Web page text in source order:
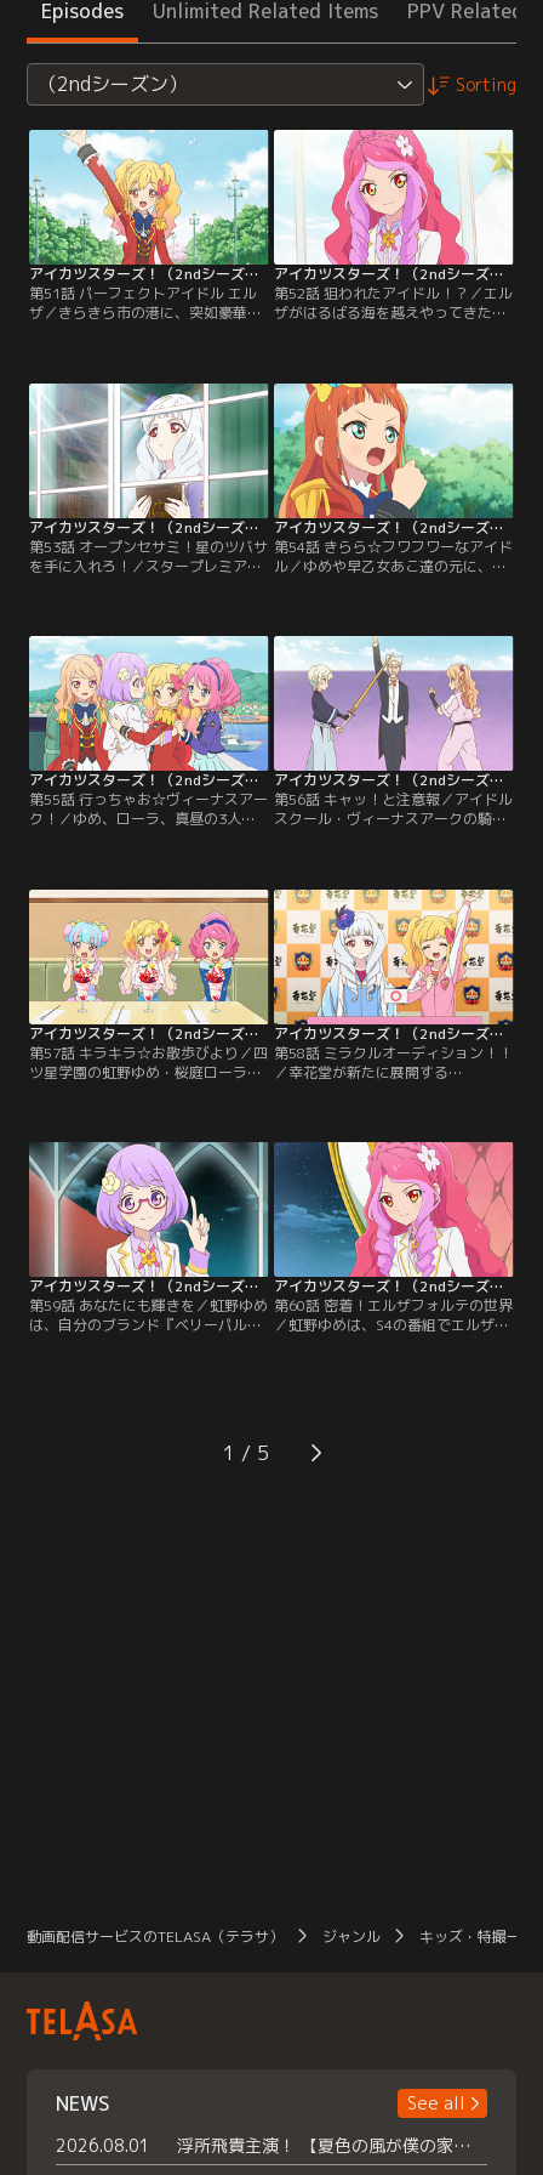
Episodes Unlimited Related Items PPV Related
（2ndシーズン） Sorting
アイカツスターズ！（2ndシーズン） 第051話
第51話 パーフェクトアイドル エル
ザ／きらきら市の港に、突如豪華客
フォルテがまとうスタープレミアム
レアコーデの美しさに、四ツ星学園
の虹野ゆめは目を奪われて--！【提
供：バンダイチャンネル】
アイカツスターズ！（2ndシーズン） 第052話
第52話 狙われたアイドル！？／エル
ザがはるばる海を越えやってきた目
まるのだった。そんな中、ゆめは新
1年生にアイカツ！の楽しさを伝え
る為、歌組幹部の桜庭ローラとステ
ージをやろうと思いつく。【提供：
バンダイチャンネル】
アイカツスターズ！（2ndシーズン） 第053話
第53話 オープンセサミ！星のツバサ
を手に入れろ！／スタープレミアム
コーデに魅入られていた。そして、
リリィは決意する。心に決めていた
プレミアムレアドレス作りの封印を
解き、必ずや星のツバサを手に入れ
てみせると--！【提供：バンダイチ
ャンネル】
アイカツスターズ！（2ndシーズン） 第054話
第54話 きらら☆フワフワーなアイド
ル／ゆめや早乙女あこ達の元に、ヴ
の座を奪われた『フワフワドリー
ム』のお披露目ステージ。怒り心頭
のあこは、ステージの前にその座を
奪い返そうと、ある作戦を立てる。
【提供：バンダイチャンネル】
アイカツスターズ！（2ndシーズン） 第055話
第55話 行っちゃお☆ヴィーナスアー
ク！／ゆめ、ローラ、真昼の3人
は、スタープレミアムレアコーデに
待を胸に、船へ乗り込む3人。そん
な彼女達を待っていたのは、思いが
けない人物との出逢いで--！【提
供：バンダイチャンネル】
アイカツスターズ！（2ndシーズン） 第056話
第56話 キャッ！と注意報／アイドル
スクール・ヴィーナスアークの騎咲
が最高の武道だ」と異論を唱える。
皆がハラハラ見守る中、一歩も譲ら
ない両者は直接対決することに--！
【提供：バンダイチャンネル】
アイカツスターズ！（2ndシーズン） 第057話
第57話 キラキラ☆お散歩びより／四
ツ星学園の虹野ゆめ・桜庭ローラ
月ツバサがプロデュースするイベン
トが開催される予定だったのだが、
突如、緊急事態が発生して--！【提
供：バンダイチャンネル】
アイカツスターズ！（2ndシーズン） 第058話
第58話 ミラクルオーディション！！
／幸花堂が新たに展開する
するという。それに対して、四ツ星
学園代表として出場するのは虹野ゆ
めと白銀リリィ。いま明かされ
る、“パーフェクトエルザ”の実力と
は--！？【提供：バンダイチャンネ
ル】
アイカツスターズ！（2ndシーズン） 第059話
第59話 あなたにも輝きを／虹野ゆめ
は、自分のブランド『ベリーパルフ
ェ』のプレミアムレアドレスをデザ
グ大会を企画するのだが…。【提
アイカツスターズ！（2ndシーズン） 第060話
第60話 密着！エルザフォルテの世界
／虹野ゆめは、S4の番組でエルザを
取材することに。その中で、ヴィー
のだろう…？エルザへの興味を、ま
すます隠せないゆめで--。【提供：
1
動画配信サービスのTELASA（テラサ） ジャンル キッズ・特撮一覧
NEWS
See all
2026.08.01
浮所飛貴主演！ 【夏色の風が僕の家にやってきた】 本日よりテラサで独占配信スタート！